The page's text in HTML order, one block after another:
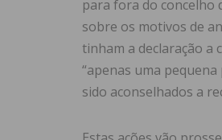
para fora do concelho
sobre os motivos de
tinham a declaração a
“apenas uma
sido aconselhados a